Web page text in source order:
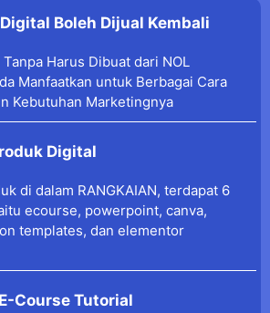
Boleh Dijual Kembali
Harus Dibuat dari NOL
Manfaatkan untuk Berbagai Cara
Kebutuhan Marketingnya
Digital
di dalam RANGKAIAN, terdapat 6
ecourse, powerpoint, canva,
templates, dan elementor
Course Tutorial